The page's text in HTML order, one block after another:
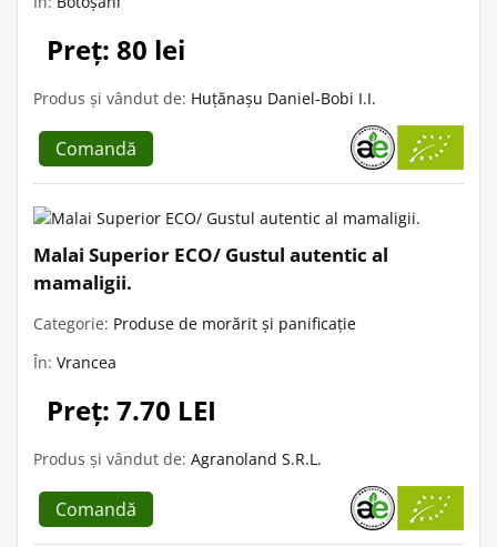
Preț: 80 lei
Produs și vândut de: Huțănașu Daniel-Bobi I.I.
Comandă
Malai Superior ECO/ Gustul autentic al
mamaligii.
Categorie: Produse de morărit și panificație
În: Vrancea
Preț: 7.70 LEI
Produs și vândut de: Agranoland S.R.L.
Comandă